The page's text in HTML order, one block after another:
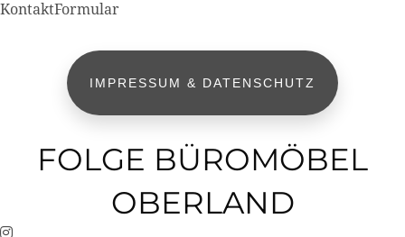
KontaktFormular
IMPRESSUM & DATENSCHUTZ
FOLGE BÜROMÖBEL
OBERLAND